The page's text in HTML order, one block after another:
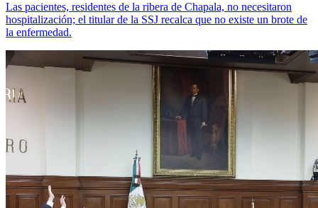
Las pacientes, residentes de la ribera de Chapala, no necesitaron
hospitalización; el titular de la SSJ recalca que no existe un brote de
la enfermedad.